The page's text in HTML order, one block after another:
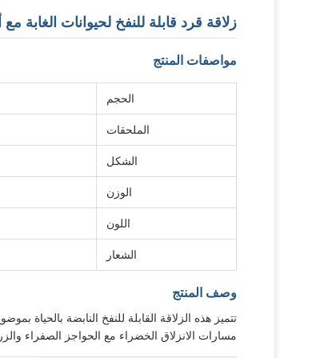
زلاقة قرد قابلة للنفخ لحيوانات الغابة
مواصفات المنتج
الحجم
الملحقات
الشكل
الوزن
اللون
الشعار
وصف المنتج
تتميز هذه الزلاقة القابلة للنفخ النابضة بالحياة
مسارات الانزلاق الخضراء مع الحواجز الصفراء